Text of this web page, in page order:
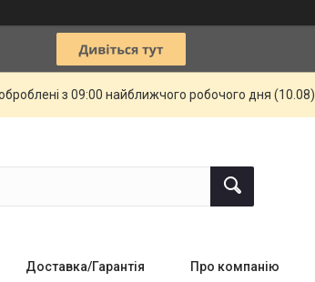
з 09:00 найближчого робочого дня (10.08).
Доставка/Гарантія Про компанію